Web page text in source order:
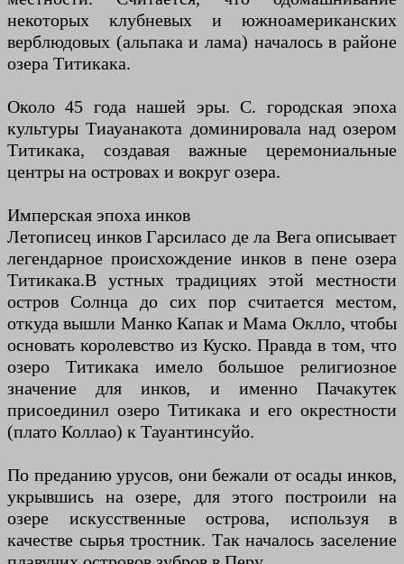
некоторых клубневых и южноамериканских
верблюдовых (альпака и лама) началось в районе
озера Титикака.
Около 45 года нашей эры. C. городская эпоха
культуры Тиауанакота доминировала над озером
Титикака, создавая важные церемониальные
центры на островах и вокруг озера.
Имперская эпоха инков
Летописец инков Гарсиласо де ла Вега описывает
легендарное происхождение инков в пене озера
Титикака.В устных традициях этой местности
остров Солнца до сих пор считается местом,
откуда вышли Манко Капак и Мама Оклло, чтобы
основать королевство из Куско. Правда в том, что
озеро Титикака имело большое религиозное
значение для инков, и именно Пачакутек
присоединил озеро Титикака и его окрестности
(плато Коллао) к Тауантинсуйо.
По преданию урусов, они бежали от осады инков,
укрывшись на озере, для этого построили на
озере искусственные острова, используя в
качестве сырья тростник. Так началось заселение